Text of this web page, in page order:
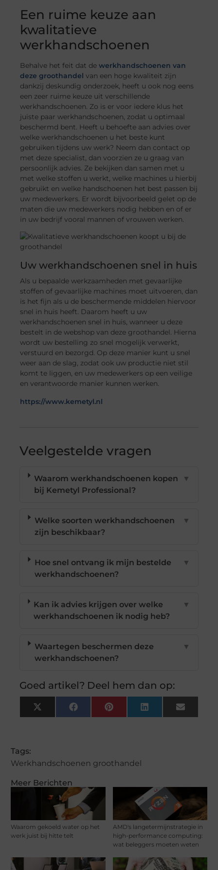
Meer Berichten
Waarom gekoeld water op het
werk juist bij hitte telt
AMD's langetermijnstrategie in
high-performance computing:
wat beleggers moeten weten
Een ruime keuze aan
kwalitatieve
werkhandschoenen
Behalve het feit dat dewerkhandschoenen van
deze groothandel van een hoge kwaliteit zijn
dankzij deskundig onderzoek, heeft u ook nog eens
een zeer ruime keuze uit verschillende
werkhandschoenen. Zo is er voor iedere klus het
juiste paar werkhandschoenen, zodat u optimaal
beschermd bent. Heeft u behoefte aan advies over
welke werkhandschoenen u het beste kunt
gebruiken tijdens uw werk? Neem dan contact op
met deze specialist, dan voorzien ze u graag van
persoonlijk advies. Ze bekijken dan samen met u
met welke stoffen u werkt, welke machines u hierbij
gebruikt en welke handschoenen het best passen bij
uw medewerkers. Er wordt bijvoorbeeld gelet op de
maten die uw medewerkers nodig hebben en of er
in uw bedrijf vooral mannen of vrouwen werken.
Uw werkhandschoenen snel in huis
Als u bepaalde werkzaamheden met gevaarlijke
stoffen of gevaarlijke machines moet uitvoeren, dan
is het fijn als u de beschermende middelen hiervoor
snel in huis heeft. Daarom heeft u uw
werkhandschoenen snel in huis, wanneer u deze
bestelt in de webshop van deze groothandel. Hierna
wordt uw bestelling zo snel mogelijk verwerkt,
verstuurd en bezorgd. Op deze manier kunt u snel
weer aan de slag, zodat ook uw productie niet stil
komt te liggen, en uw medewerkers op een veilige
en verantwoorde manier kunnen werken.
https://www.kemetyl.nl
Veelgestelde vragen
Waarom werkhandschoenen kopen
bij Kemetyl Professional?
▼
Welke soorten werkhandschoenen
zijn beschikbaar?
▼
Hoe snel ontvang ik mijn bestelde
werkhandschoenen?
▼
Kan ik advies krijgen over welke
werkhandschoenen ik nodig heb?
▼
Waartegen beschermen deze
werkhandschoenen?
▼
Goed artikel? Deel hem dan op:
X
(Twitter)
FacebookPinterestLinkedInEmail
Tags:
Werkhandschoenen groothandel